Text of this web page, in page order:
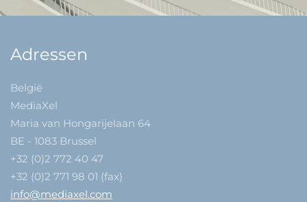
Adressen
België
MediaXel
Maria van Hongarijelaan 64
BE - 1083 Brussel
+32 (0)2 772 40 47
+32 (0)2 771 98 01 (fax)
info@mediaxel.com